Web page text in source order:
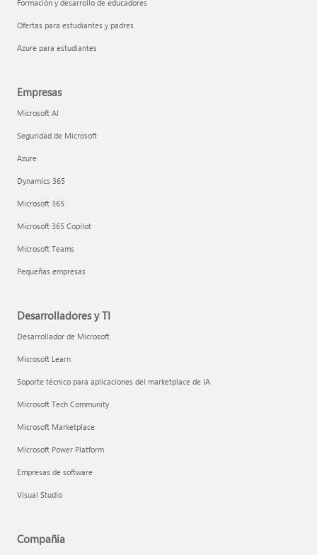
Formación y desarrollo de educadores
Ofertas para estudiantes y padres
Azure para estudiantes
Empresas
Microsoft AI
Seguridad de Microsoft
Azure
Dynamics 365
Microsoft 365
Microsoft 365 Copilot
Microsoft Teams
Pequeñas empresas
Desarrolladores y TI
Desarrollador de Microsoft
Microsoft Learn
Soporte técnico para aplicaciones del marketplace de IA
Microsoft Tech Community
Microsoft Marketplace
Microsoft Power Platform
Empresas de software
Visual Studio
Compañía